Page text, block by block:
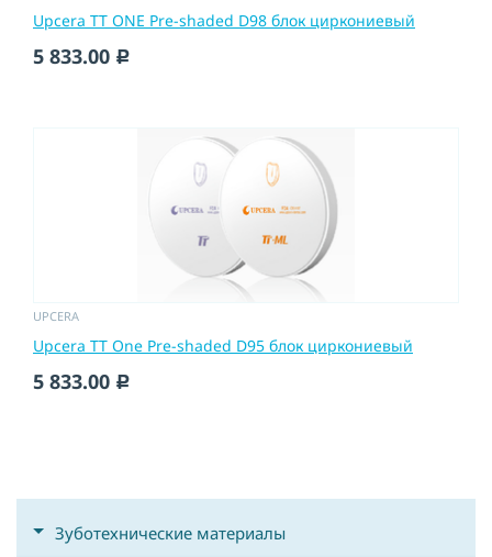
Зуботехнические материалы
Upcera TT ONE Pre-shaded D98 блок циркониевый
5 833.00 c
UPCERA
Upcera TT One Pre-shaded D95 блок циркониевый
5 833.00 c